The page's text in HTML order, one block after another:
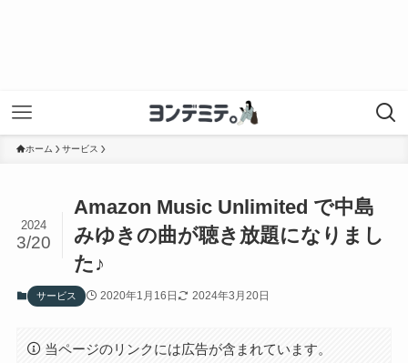
ホーム サービス
Amazon Music Unlimited で中島
みゆきの曲が聴き放題になりまし
た♪
2024
3/20
サービス 2020年1月16日 2024年3月20日
当ページのリンクには広告が含まれています。